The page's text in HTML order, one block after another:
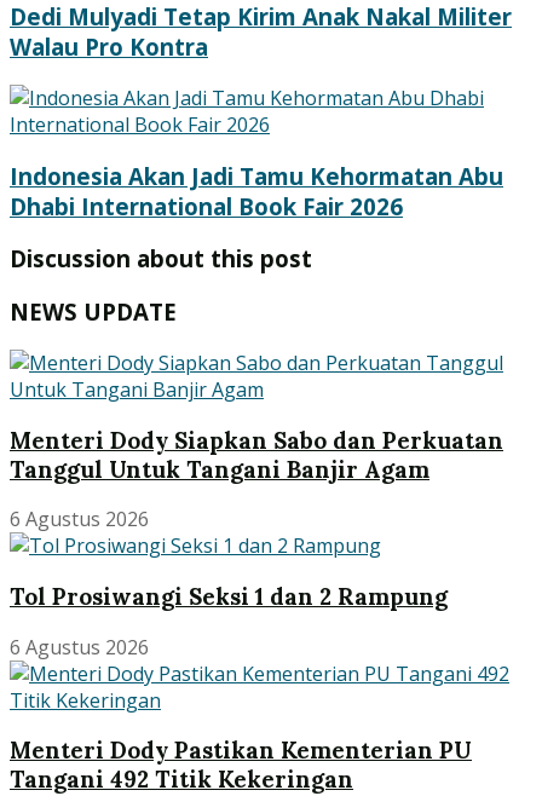
Dedi Mulyadi Tetap Kirim Anak Nakal Militer
Walau Pro Kontra
Indonesia Akan Jadi Tamu Kehormatan Abu
Dhabi International Book Fair 2026
Discussion about this post
NEWS UPDATE
Menteri Dody Siapkan Sabo dan Perkuatan
Tanggul Untuk Tangani Banjir Agam
6 Agustus 2026
Tol Prosiwangi Seksi 1 dan 2 Rampung
6 Agustus 2026
Menteri Dody Pastikan Kementerian PU
Tangani 492 Titik Kekeringan